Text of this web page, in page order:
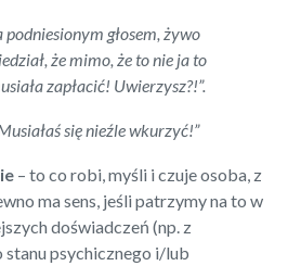
podniesionym głosem, żywo
że mimo, że to nie ja to
zapłacić! Uwierzysz?!”.
się nieźle wkurzyć!”
– to co robi, myśli i czuje osoba, z
ma sens, jeśli patrzymy na to w
doświadczeń (np. z
psychicznego i/lub